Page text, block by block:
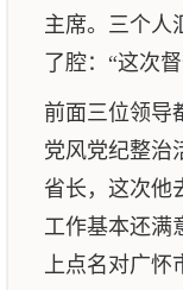
主席。三个人
了腔：“这次
前面三位领导
党风党纪整治
省长，这次他
工作基本还满
上点名对广怀